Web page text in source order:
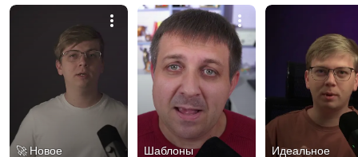
🚀 Новое Шаблоны Идеальное